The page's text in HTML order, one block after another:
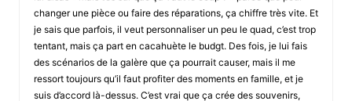
changer une pièce ou faire des réparations, ça chiffre très vite. Et
je sais que parfois, il veut personnaliser un peu le quad, c’est trop
tentant, mais ça part en cacahuète le budgt. Des fois, je lui fais
des scénarios de la galère que ça pourrait causer, mais il me
ressort toujours qu’il faut profiter des moments en famille, et je
suis d’accord là-dessus. C’est vrai que ça crée des souvenirs,